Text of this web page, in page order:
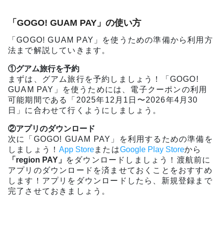
「GOGO! GUAM PAY」の使い方
「GOGO! GUAM PAY」を使うための準備から利用方
法まで解説していきます。
①グアム旅行を予約
まずは、グアム旅行を予約しましょう！「GOGO!
GUAM PAY」を使うためには、電子クーポンの利用
可能期間である「2025年12月1日〜2026年4月30
日」に合わせて行くようにしましょう。
②アプリのダウンロード
次に「GOGO! GUAM PAY」を利用するための準備を
しましょう！App StoreまたはGoogle Play Storeから
「region PAY」 をダウンロードしましょう！渡航前に
アプリのダウンロードを済ませておくことをおすすめ
します！アプリをダウンロードしたら、新規登録まで
完了させておきましょう。